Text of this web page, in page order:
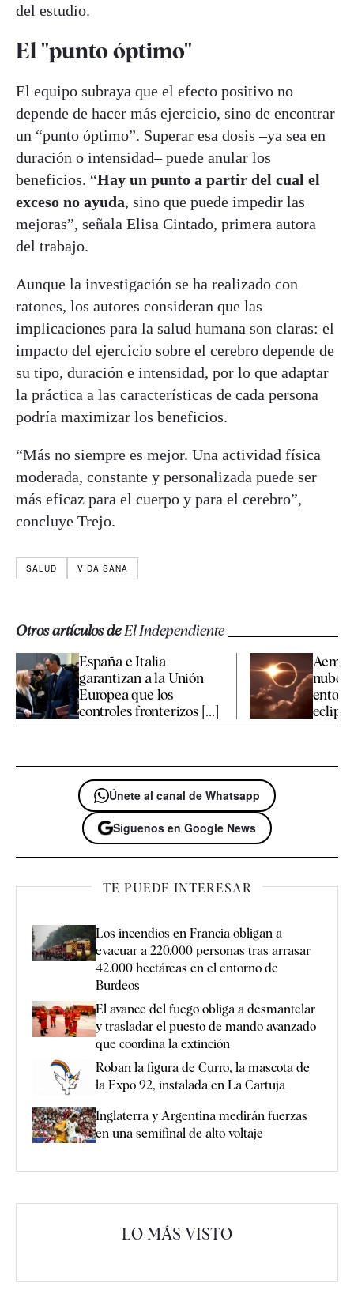
del estudio.
El "punto óptimo"
El equipo subraya que el efecto positivo no
depende de hacer más ejercicio, sino de encontrar
un “punto óptimo”. Superar esa dosis –ya sea en
duración o intensidad– puede anular los
beneficios. “Hay un punto a partir del cual el
exceso no ayuda, sino que puede impedir las
mejoras”, señala Elisa Cintado, primera autora
del trabajo.
Aunque la investigación se ha realizado con
ratones, los autores consideran que las
implicaciones para la salud humana son claras: el
impacto del ejercicio sobre el cerebro depende de
su tipo, duración e intensidad, por lo que adaptar
la práctica a las características de cada persona
podría maximizar los beneficios.
“Más no siempre es mejor. Una actividad física
moderada, constante y personalizada puede ser
más eficaz para el cuerpo y para el cerebro”,
concluye Trejo.
SALUD VIDA SANA
Otros artículos deEl Independiente
España e Italia
garantizan a la Unión
Europea que los
controles fronterizos [...]
nubes
Únete al canal de Whatsapp
Síguenos en Google News
TE PUEDE INTERESAR
Los incendios en Francia obligan a
evacuar a 220.000 personas tras arrasar
42.000 hectáreas en el entorno de
Burdeos
El avance del fuego obliga a desmantelar
y trasladar el puesto de mando avanzado
que coordina la extinción
Roban la figura de Curro, la mascota de
la Expo 92, instalada en La Cartuja
Inglaterra y Argentina medirán fuerzas
en una semifinal de alto voltaje
LO MÁS VISTO